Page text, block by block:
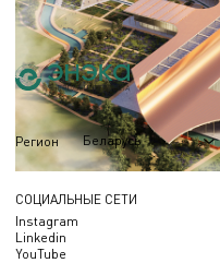
S = 13 590 м.кв.
Регион Беларусь
СОЦИАЛЬНЫЕ СЕТИ
Instagram
Linkedin
YouTube